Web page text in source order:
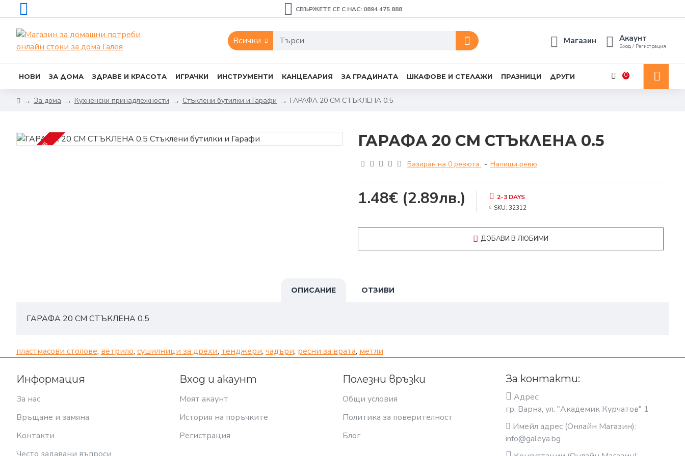
СВЪРЖЕТЕ СЕ С НАС: 0894 475 888
Всички Магазин Акаунт
Вход / Регистрация
НОВИ ЗА ДОМА ЗДРАВЕ И КРАСОТА ИГРАЧКИ ИНСТРУМЕНТИ КАНЦЕЛАРИЯ ЗА ГРАДИНАТА ШКАФОВЕ И СТЕЛАЖИ ПРАЗНИЦИ ДРУГИ 0
За дома Кухненски принадлежности Стъклени бутилки и Гарафи ГАРАФА 20 СМ СТЪКЛЕНА 0.5
2-3 DAYS ГАРАФА 20 СМ СТЪКЛЕНА 0.5
Базиран на 0 ревюта. - Напиши ревю
1.48€ (2.89лв.)
2-3 DAYS
SKU: 32312
ДОБАВИ В ЛЮБИМИ
ОПИСАНИЕ ОТЗИВИ
ГАРАФА 20 СМ СТЪКЛЕНА 0.5
пластмасови столове, ветрило, сушилници за дрехи, тенджери, чадъри, ресни за врата, метли
Информация
За нас
Връщане и замяна
Контакти
Вход и акаунт
Моят акаунт
История на поръчките
Регистрация
Полезни връзки
Общи условия
Политика за поверителност
Блог
За контакти:
Адрес:
гр. Варна, ул. "Академик Курчатов" 1
Имейл адрес (Онлайн Магазин):
info@galeya.bg